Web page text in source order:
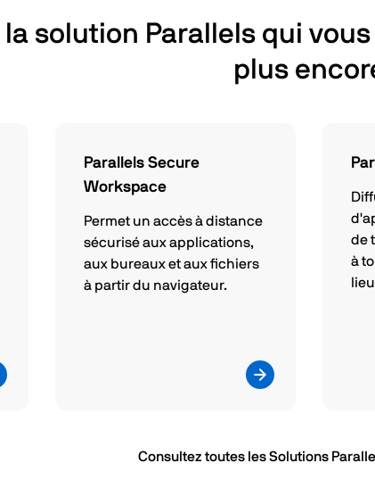
la solution Parallels qui
plus
Parallels Secure
Workspace
Permet un accès à distance
sécurisé aux applications,
aux bureaux et aux fichiers
à partir du navigateur.
de
à
Consultez toutes les Solutions